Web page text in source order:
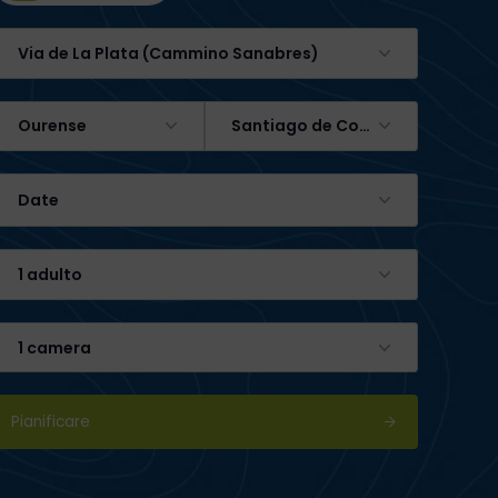
Via de La Plata (Cammino Sanabres)
Ourense Santiago de Compostela
Date
1 adulto
1 camera
Pianificare